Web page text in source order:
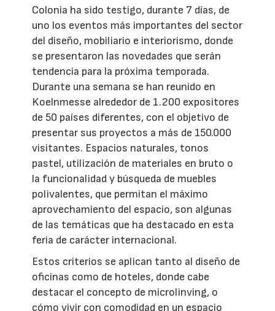
Colonia ha sido testigo, durante 7 días, de
uno los eventos más importantes del sector
del diseño, mobiliario e interiorismo, donde
se presentaron las novedades que serán
tendencia para la próxima temporada.
Durante una semana se han reunido en
Koelnmesse alrededor de 1.200 expositores
de 50 países diferentes, con el objetivo de
presentar sus proyectos a más de 150.000
visitantes. Espacios naturales, tonos
pastel, utilización de materiales en bruto o
la funcionalidad y búsqueda de muebles
polivalentes, que permitan el máximo
aprovechamiento del espacio, son algunas
de las temáticas que ha destacado en esta
feria de carácter internacional.
Estos criterios se aplican tanto al diseño de
oficinas como de hoteles, donde cabe
destacar el concepto de microlinving, o
cómo vivir con comodidad en un espacio